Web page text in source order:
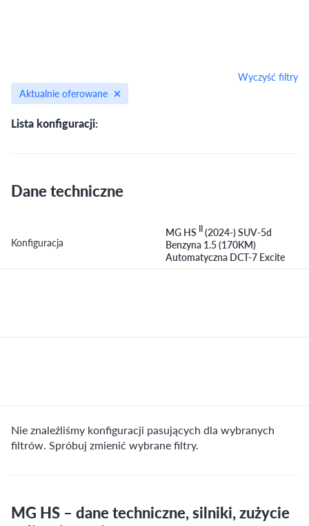
Wyczyść filtry
Aktualnie oferowane
Lista konfiguracji:
Dane techniczne
Konfiguracja
MG HS II(2024-) SUV-5d
Benzyna 1.5 (170KM)
Automatyczna DCT-7 Excite
Nie znaleźliśmy konfiguracji pasujących dla wybranych
filtrów. Spróbuj zmienić wybrane filtry.
MG HS – dane techniczne, silniki, zużycie